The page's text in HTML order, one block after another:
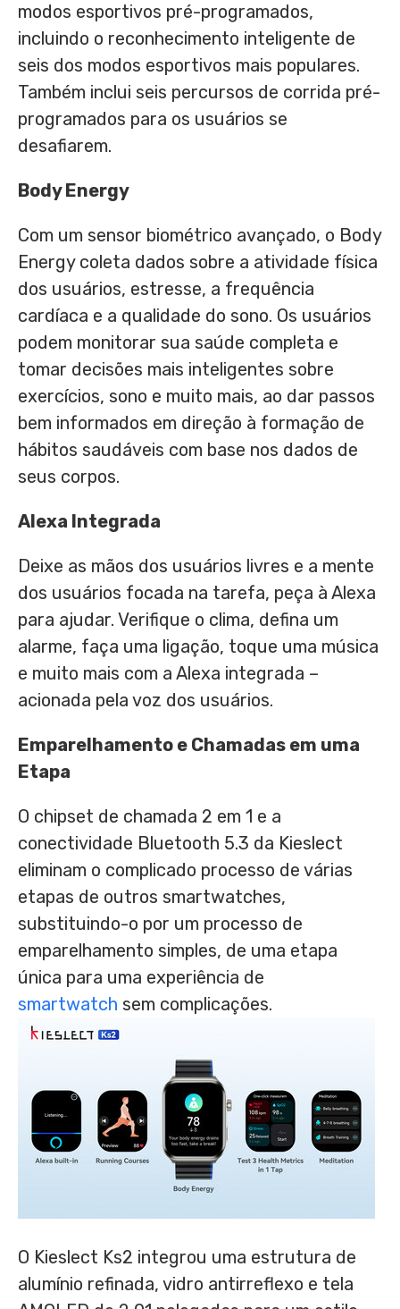
modos esportivos pré-programados,
incluindo o reconhecimento inteligente de
seis dos modos esportivos mais populares.
Também inclui seis percursos de corrida pré-
programados para os usuários se
desafiarem.
Body Energy
Com um sensor biométrico avançado, o Body
Energy coleta dados sobre a atividade física
dos usuários, estresse, a frequência
cardíaca e a qualidade do sono. Os usuários
podem monitorar sua saúde completa e
tomar decisões mais inteligentes sobre
exercícios, sono e muito mais, ao dar passos
bem informados em direção à formação de
hábitos saudáveis com base nos dados de
seus corpos.
Alexa Integrada
Deixe as mãos dos usuários livres e a mente
dos usuários focada na tarefa, peça à Alexa
para ajudar. Verifique o clima, defina um
alarme, faça uma ligação, toque uma música
e muito mais com a Alexa integrada –
acionada pela voz dos usuários.
Emparelhamento e Chamadas em uma
Etapa
O chipset de chamada 2 em 1 e a
conectividade Bluetooth 5.3 da Kieslect
eliminam o complicado processo de várias
etapas de outros smartwatches,
substituindo-o por um processo de
emparelhamento simples, de uma etapa
única para uma experiência de
smartwatch sem complicações.
O Kieslect Ks2 integrou uma estrutura de
alumínio refinada, vidro antirreflexo e tela